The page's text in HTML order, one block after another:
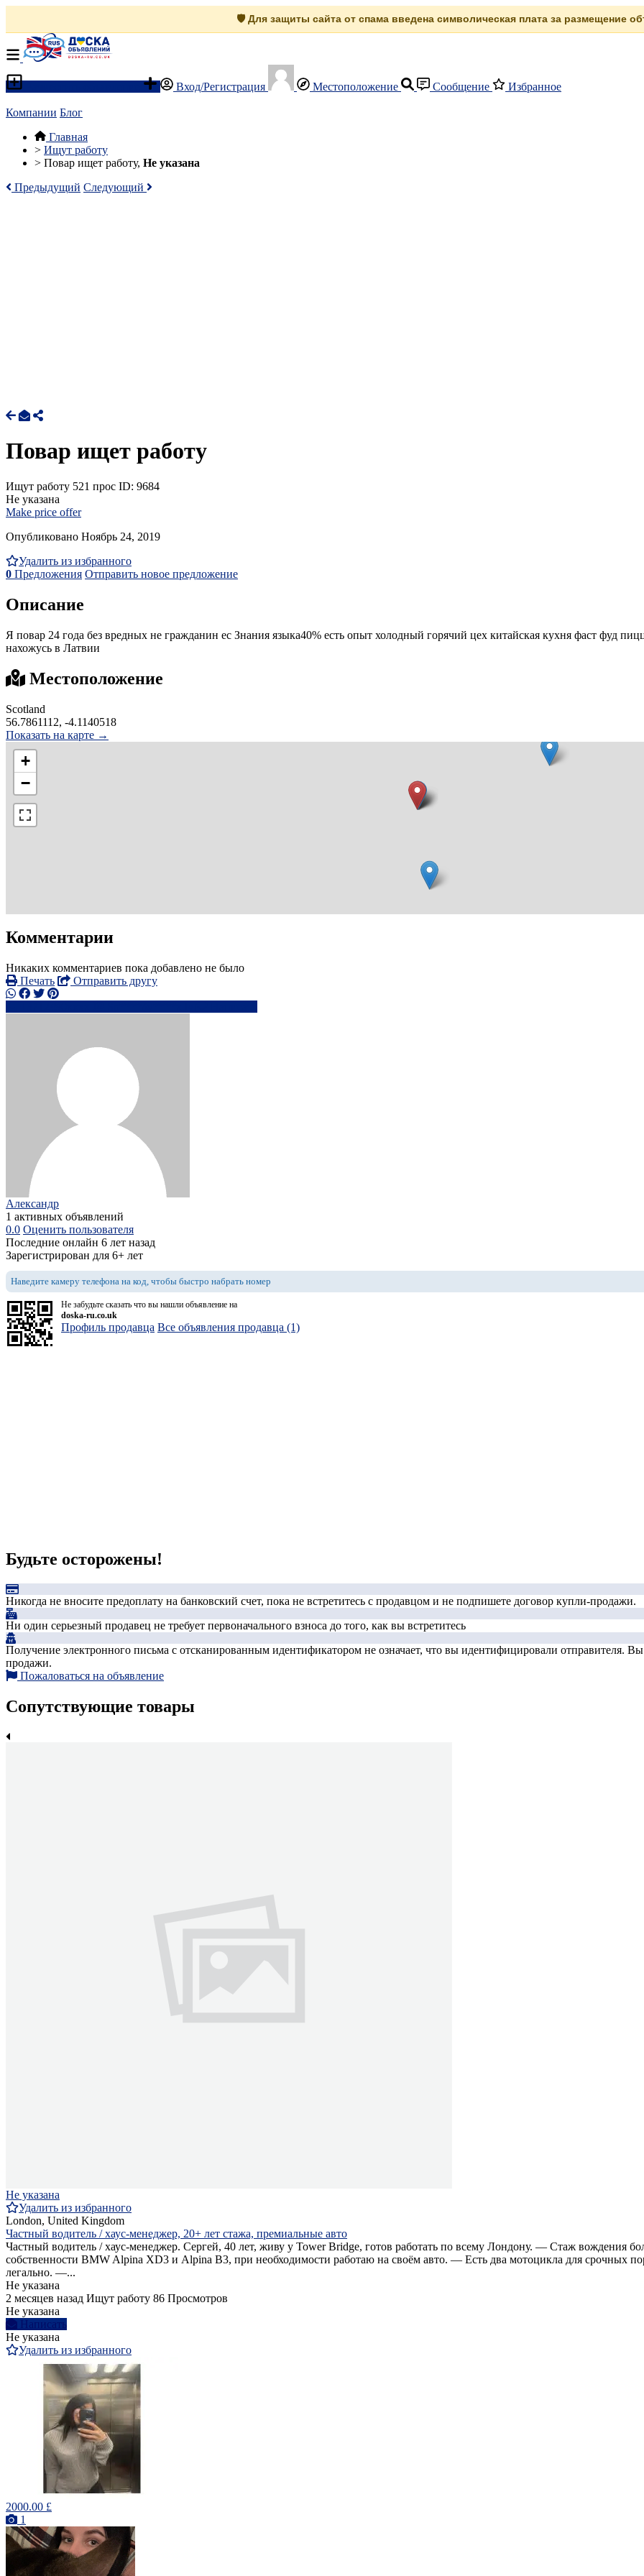
🛡️ Для защиты сайта от спама введена символическая плата за размещение
Вход/Регистрация Местоположение Сообщение Избранное
Компании Блог
Главная
> Ищут работу
> Повар ищет работу, Не указана
Предыдущий Следующий
Повар ищет работу
Ищут работу 521 прос ID: 9684
Не указана
Make price offer
Опубликовано Ноябрь 24, 2019
Удалить из избранного
0 Предложения Отправить новое предложение
Описание
Я повар 24 года без вредных не гражданин ес Знания языка40% есть опыт холодный горячий цех китайская кухня фаст фуд
нахожусь в Латвии
Местоположение
Scotland
56.7861112, -4.1140518
Показать на карте →
+
−
Комментарии
Никаких комментариев пока добавлено не было
Печать
Отправить другу
Александр
1 активных объявлений
0.0 Оценить пользователя
Последние онлайн 6 лет назад
Зарегистрирован для 6+ лет
Наведите камеру телефона на код, чтобы быстро набрать номер
Не забудьте сказать что вы нашли объявление на
doska-ru.co.uk
Профиль продавца Все объявления продавца (1)
Будьте осторожены!
Никогда не вносите предоплату на банковский счет, пока не встретитесь с продавцом и не подпишете договор купли-продажи.
Ни один серьезный продавец не требует первоначального взноса до того, как вы встретитесь
Получение электронного письма с отсканированным идентификатором не означает, что вы идентифицировали отправителя. Вы
продажи.
Пожаловаться на объявление
Сопутствующие товары
Не указана
Удалить из избранного
London, United Kingdom
Частный водитель / хаус-менеджер, 20+ лет стажа, премиальные авто
Частный водитель / хаус-менеджер. Сергей, 40 лет, живу у Tower Bridge, готов работать по всему Лондону. — Стаж вождения
собственности BMW Alpina XD3 и Alpina B3, при необходимости работаю на своём авто. — Есть два мотоцикла для срочных
легально. —...
Не указана
2 месяцев назад Ищут работу 86 Просмотров
Не указана
Написать
Не указана
Удалить из избранного
2000.00 £
1